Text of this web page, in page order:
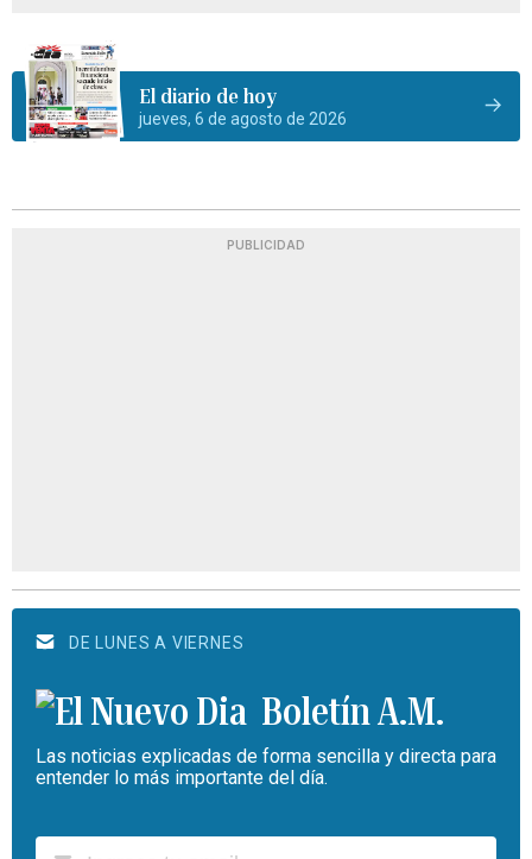
El diario de hoy
jueves, 6 de agosto de 2026
PUBLICIDAD
DE LUNES A VIERNES
Boletín A.M.
Las noticias explicadas de forma sencilla y directa para
entender lo más importante del día.